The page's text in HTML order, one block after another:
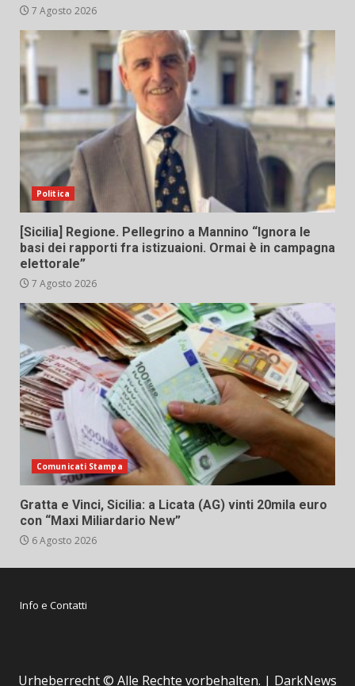
7 Agosto 2026
Politica
[Sicilia] Regione. Pellegrino a Mannino “Ignora le
basi dei rapporti fra istizuaioni. Ormai è in campagna
elettorale”
7 Agosto 2026
Comunicati Stampa
Gratta e Vinci, Sicilia: a Licata (AG) vinti 20mila euro
con “Maxi Miliardario New”
6 Agosto 2026
Info e Contatti
Urheberrecht © Alle Rechte vorbehalten. | DarkNews